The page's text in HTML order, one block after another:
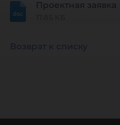
Проектная заявка
Возврат к списку